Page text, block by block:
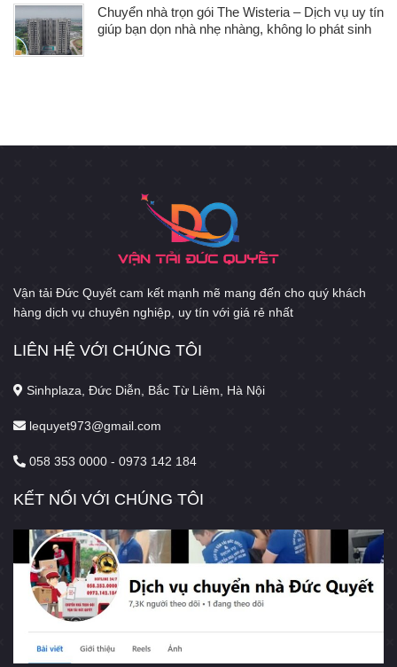
Chuyển nhà trọn gói The Wisteria – Dịch vụ uy tín
giúp bạn dọn nhà nhẹ nhàng, không lo phát sinh
Vận tải Đức Quyết cam kết mạnh mẽ mang đến cho quý khách
hàng dịch vụ chuyên nghiệp, uy tín với giá rẻ nhất
LIÊN HỆ VỚI CHÚNG TÔI
Sinhplaza, Đức Diễn, Bắc Từ Liêm, Hà Nội
lequyet973@gmail.com
058 353 0000 - 0973 142 184
KẾT NỐI VỚI CHÚNG TÔI